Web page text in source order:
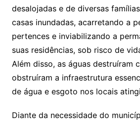
desalojadas e de diversas
casas inundadas, acarretando a
pertences e inviabilizando a
suas residências, sob risco de
Além disso, as águas destruíram
obstruíram a infraestrutura
de água e esgoto nos locais
Diante da necessidade do